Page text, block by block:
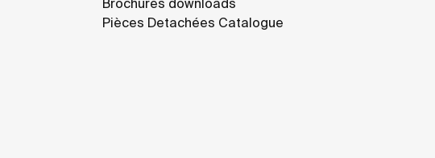
Brochures downloads
Pièces Detachées Catalogue